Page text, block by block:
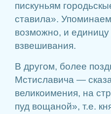
пискуньям
ставила».
возможно, и
взвешивания.
В другом, более
Мстиславича —
великоимения, на
пуд вощаной», т.е.